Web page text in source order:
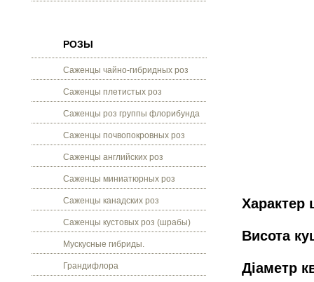
РОЗЫ
Саженцы чайно-гибридных роз
Саженцы плетистых роз
Саженцы роз группы флорибунда
Саженцы почвопокровных роз
Саженцы английских роз
Саженцы миниатюрных роз
Саженцы канадских роз
Саженцы кустовых роз (шрабы)
Мускусные гибриды.
Грандифлора
Характер
Висота
Діаметр